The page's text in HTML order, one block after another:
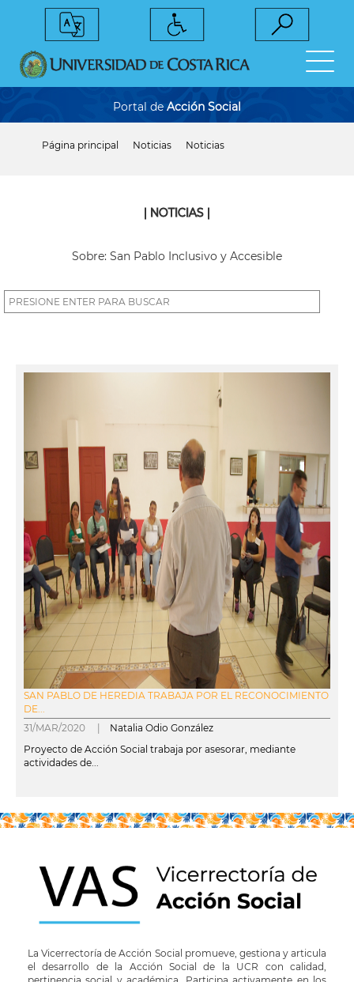
Portal de Acción Social
Página principal Noticias Noticias
| NOTICIAS |
Sobre: San Pablo Inclusivo y Accesible
SAN PABLO DE HEREDIA TRABAJA POR EL RECONOCIMIENTO
DE...
31/MAR/2020 | Natalia Odio González
Proyecto de Acción Social trabaja por asesorar, mediante
actividades de...
La Vicerrectoría de Acción Social promueve, gestiona y articula
el desarrollo de la Acción Social de la UCR con calidad,